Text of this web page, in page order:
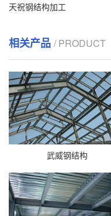
天祝钢结构加工
相关产品 / PRODUCT
武威钢结构